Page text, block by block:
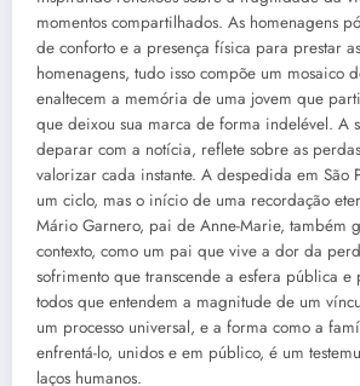
momentos compartilhados. As homenagens
de conforto e a presença física para prestar
homenagens, tudo isso compõe um mosaico
enaltecem a memória de uma jovem que
que deixou sua marca de forma indelével. A
deparar com a notícia, reflete sobre as
valorizar cada instante. A despedida em São
um ciclo, mas o início de uma recordação
Mário Garnero, pai de Anne-Marie, também
contexto, como um pai que vive a dor da
sofrimento que transcende a esfera pública e
todos que entendem a magnitude de um
um processo universal, e a forma como a
enfrentá-lo, unidos e em público, é um
laços humanos.